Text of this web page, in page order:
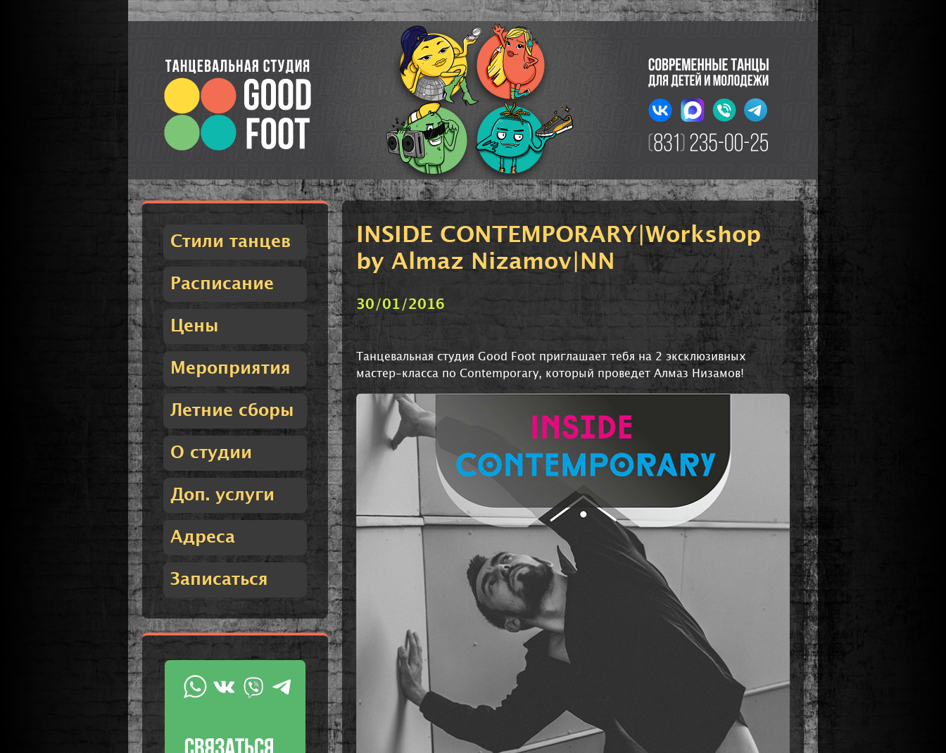
Стили танцев
Расписание
Цены
Мероприятия
Летние сборы
О студии
Доп. услуги
Адреса
Записаться
INSIDE CONTEMPORARY|Workshop
by Almaz Nizamov|NN
30/01/2016
Танцевальная студия Good Foot приглашает тебя на 2 эксклюзивных
мастер-класса по Contemporary, который проведет Алмаз Низамов!